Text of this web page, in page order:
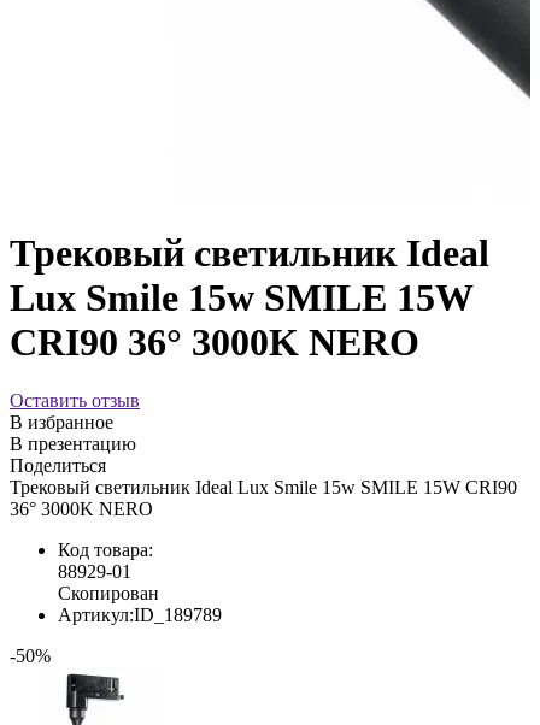
Трековый светильник Ideal
Lux Smile 15w SMILE 15W
CRI90 36° 3000K NERO
Оставить отзыв
В избранное
В презентацию
Поделиться
Трековый светильник Ideal Lux Smile 15w SMILE 15W CRI90
36° 3000K NERO
Код товара:
88929-01
Скопирован
Артикул:ID_189789
-50%